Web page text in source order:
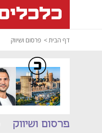
דף הבית פרסום ושיווק
פרסום ושיווק
כלכליסט
דיגיטל